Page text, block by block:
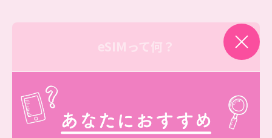
eSIMって何？
eSIM（イーシム）は、通常の物理的なSIMのようにスマ
ホに挿入する必要がなく、ウェブサイトから契約する事